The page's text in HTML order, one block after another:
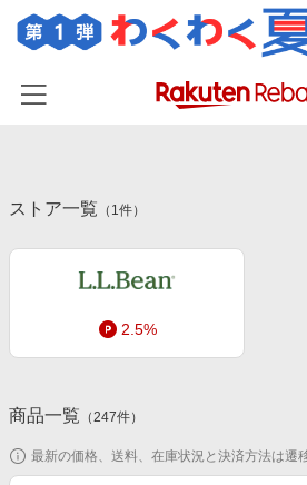
カテゴリー一覧
百貨店・総合ECモール
ファッション・インナー・小物
食品・スイーツ・お酒
家電・PC・スマホ・カメラ
初回購入者限定特典
新着ストアのご紹介
電子書籍特集
友達紹介
楽天IDでログイン/会員登録
ストア一覧 （ 1件）
2.5%
商品一覧 （247件）
最新の価格、送料、在庫状況と決済方法は遷